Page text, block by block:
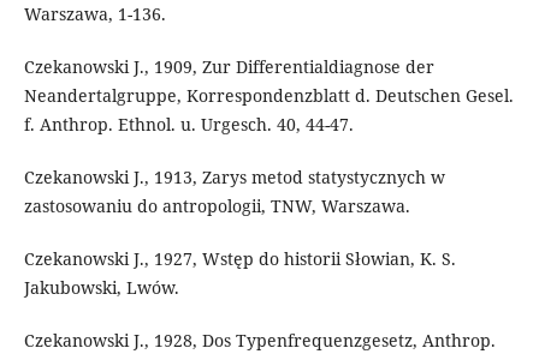
Warszawa, 1-136.
Czekanowski J., 1909, Zur Differentialdiagnose der
Neandertalgruppe, Korrespondenzblatt d. Deutschen Gesel.
f. Anthrop. Ethnol. u. Urgesch. 40, 44-47.
Czekanowski J., 1913, Zarys metod statystycznych w
zastosowaniu do antropologii, TNW, Warszawa.
Czekanowski J., 1927, Wstęp do historii Słowian, K. S.
Jakubowski, Lwów.
Czekanowski J., 1928, Dos Typenfrequenzgesetz, Anthrop.